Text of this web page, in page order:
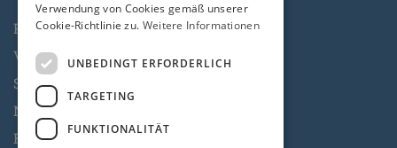
Programm
Veranstaltungsreihen
Singer Songwriter Contest
No Restrictions
Raum für Vielfalt
Verwendung von Cookies gemäß unserer
Cookie-Richtlinie zu. Weitere Informationen
UNBEDINGT ERFORDERLICH
TARGETING
FUNKTIONALITÄT